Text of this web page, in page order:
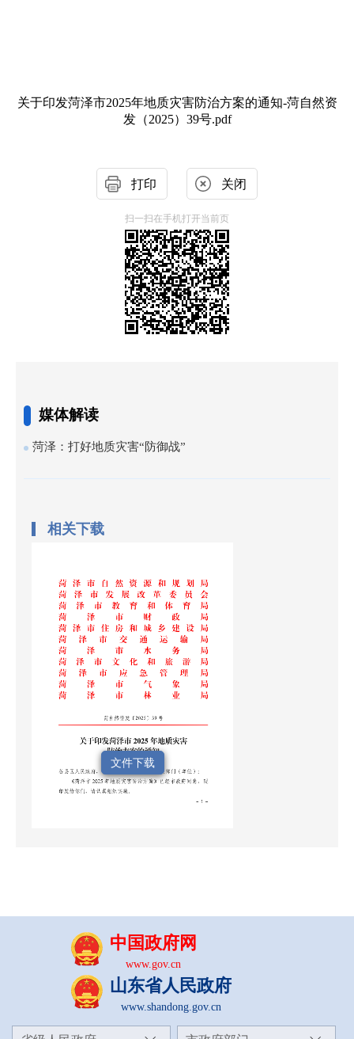
关于印发菏泽市2025年地质灾害防治方案的通知-菏自然资
发（2025）39号.pdf
打印 关闭
扫一扫在手机打开当前页
媒体解读
菏泽：打好地质灾害“防御战”
相关下载
文件下载
中国政府网
www.gov.cn
山东省人民政府
www.shandong.gov.cn